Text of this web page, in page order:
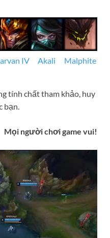
IV Akali Malphite
tính chất tham khảo, huy
bạn.
Mọi người chơi game vui!